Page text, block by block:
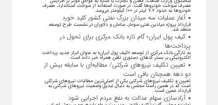
مصرف سوخت خودرو‌ها گفت: در صورت استفاده از سوخت استاندارد، مصرف
خودرو‌ها به حدود ۷.۲ لیتر در ۱۰۰ کیلومتر می‌رسد.
آغاز عملیات سه میدان بزرگ نفتی کشور کلید خورد
قرارداد پروژه میادین نفتی سومار، سامان و دلاوران در نشست طرح توسعه
منعقد شد.
کیف پول ایران؛ گام تازه بانک مرکزی برای تحول در
پرداخت‌ها
به تازگی بانک مرکزی از توسعه «کیف پول ایران» به عنوان ابزار جدید پرداخت
الکترونیکی بر بستر کد‌های دستوری تلفن همراه خبر داده است.
تعیین تکلیف نیروهای شرکتی/ مطالبه‌ای با سابقه بیش از
دو دهه همچنان باقی است
تعیین و تکلیف نیرو‌های شرکتی یکی از اصلی‌ترین مطالبات نیرو‌های شرکتی
است که در همین راستا مجلس به دنبال تبدیل وضعیت نیرو‌های شرکتی به
قرارداد معین است.
آزادسازی سهام عدالت به نفع مردم اجرایی شود